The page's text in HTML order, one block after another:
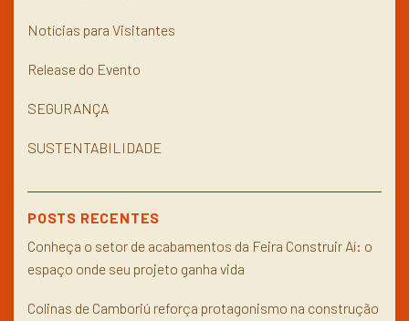
Notícias para Visitantes
Release do Evento
SEGURANÇA
SUSTENTABILIDADE
POSTS RECENTES
Conheça o setor de acabamentos da Feira Construir Aí: o
espaço onde seu projeto ganha vida
Colinas de Camboriú reforça protagonismo na construção